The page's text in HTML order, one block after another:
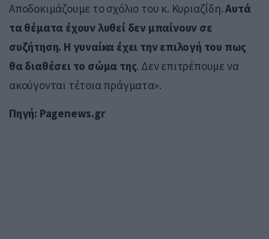
Αποδοκιμάζουμε το σχόλιο του κ. Κυριαζίδη.Αυτά
τα θέματα έχουν λυθεί δεν μπαίνουν σε
συζήτηση. Η γυναίκα έχει την επιλογή του πως
θα διαθέσει το σώμα της. Δεν επιτρέπουμε να
ακούγονται τέτοια πράγματα».
Πηγή: Pagenews.gr